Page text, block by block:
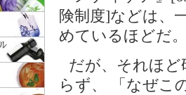
険制度]などは、
めているほどだ
だが、それほ
らず、 「なぜこ